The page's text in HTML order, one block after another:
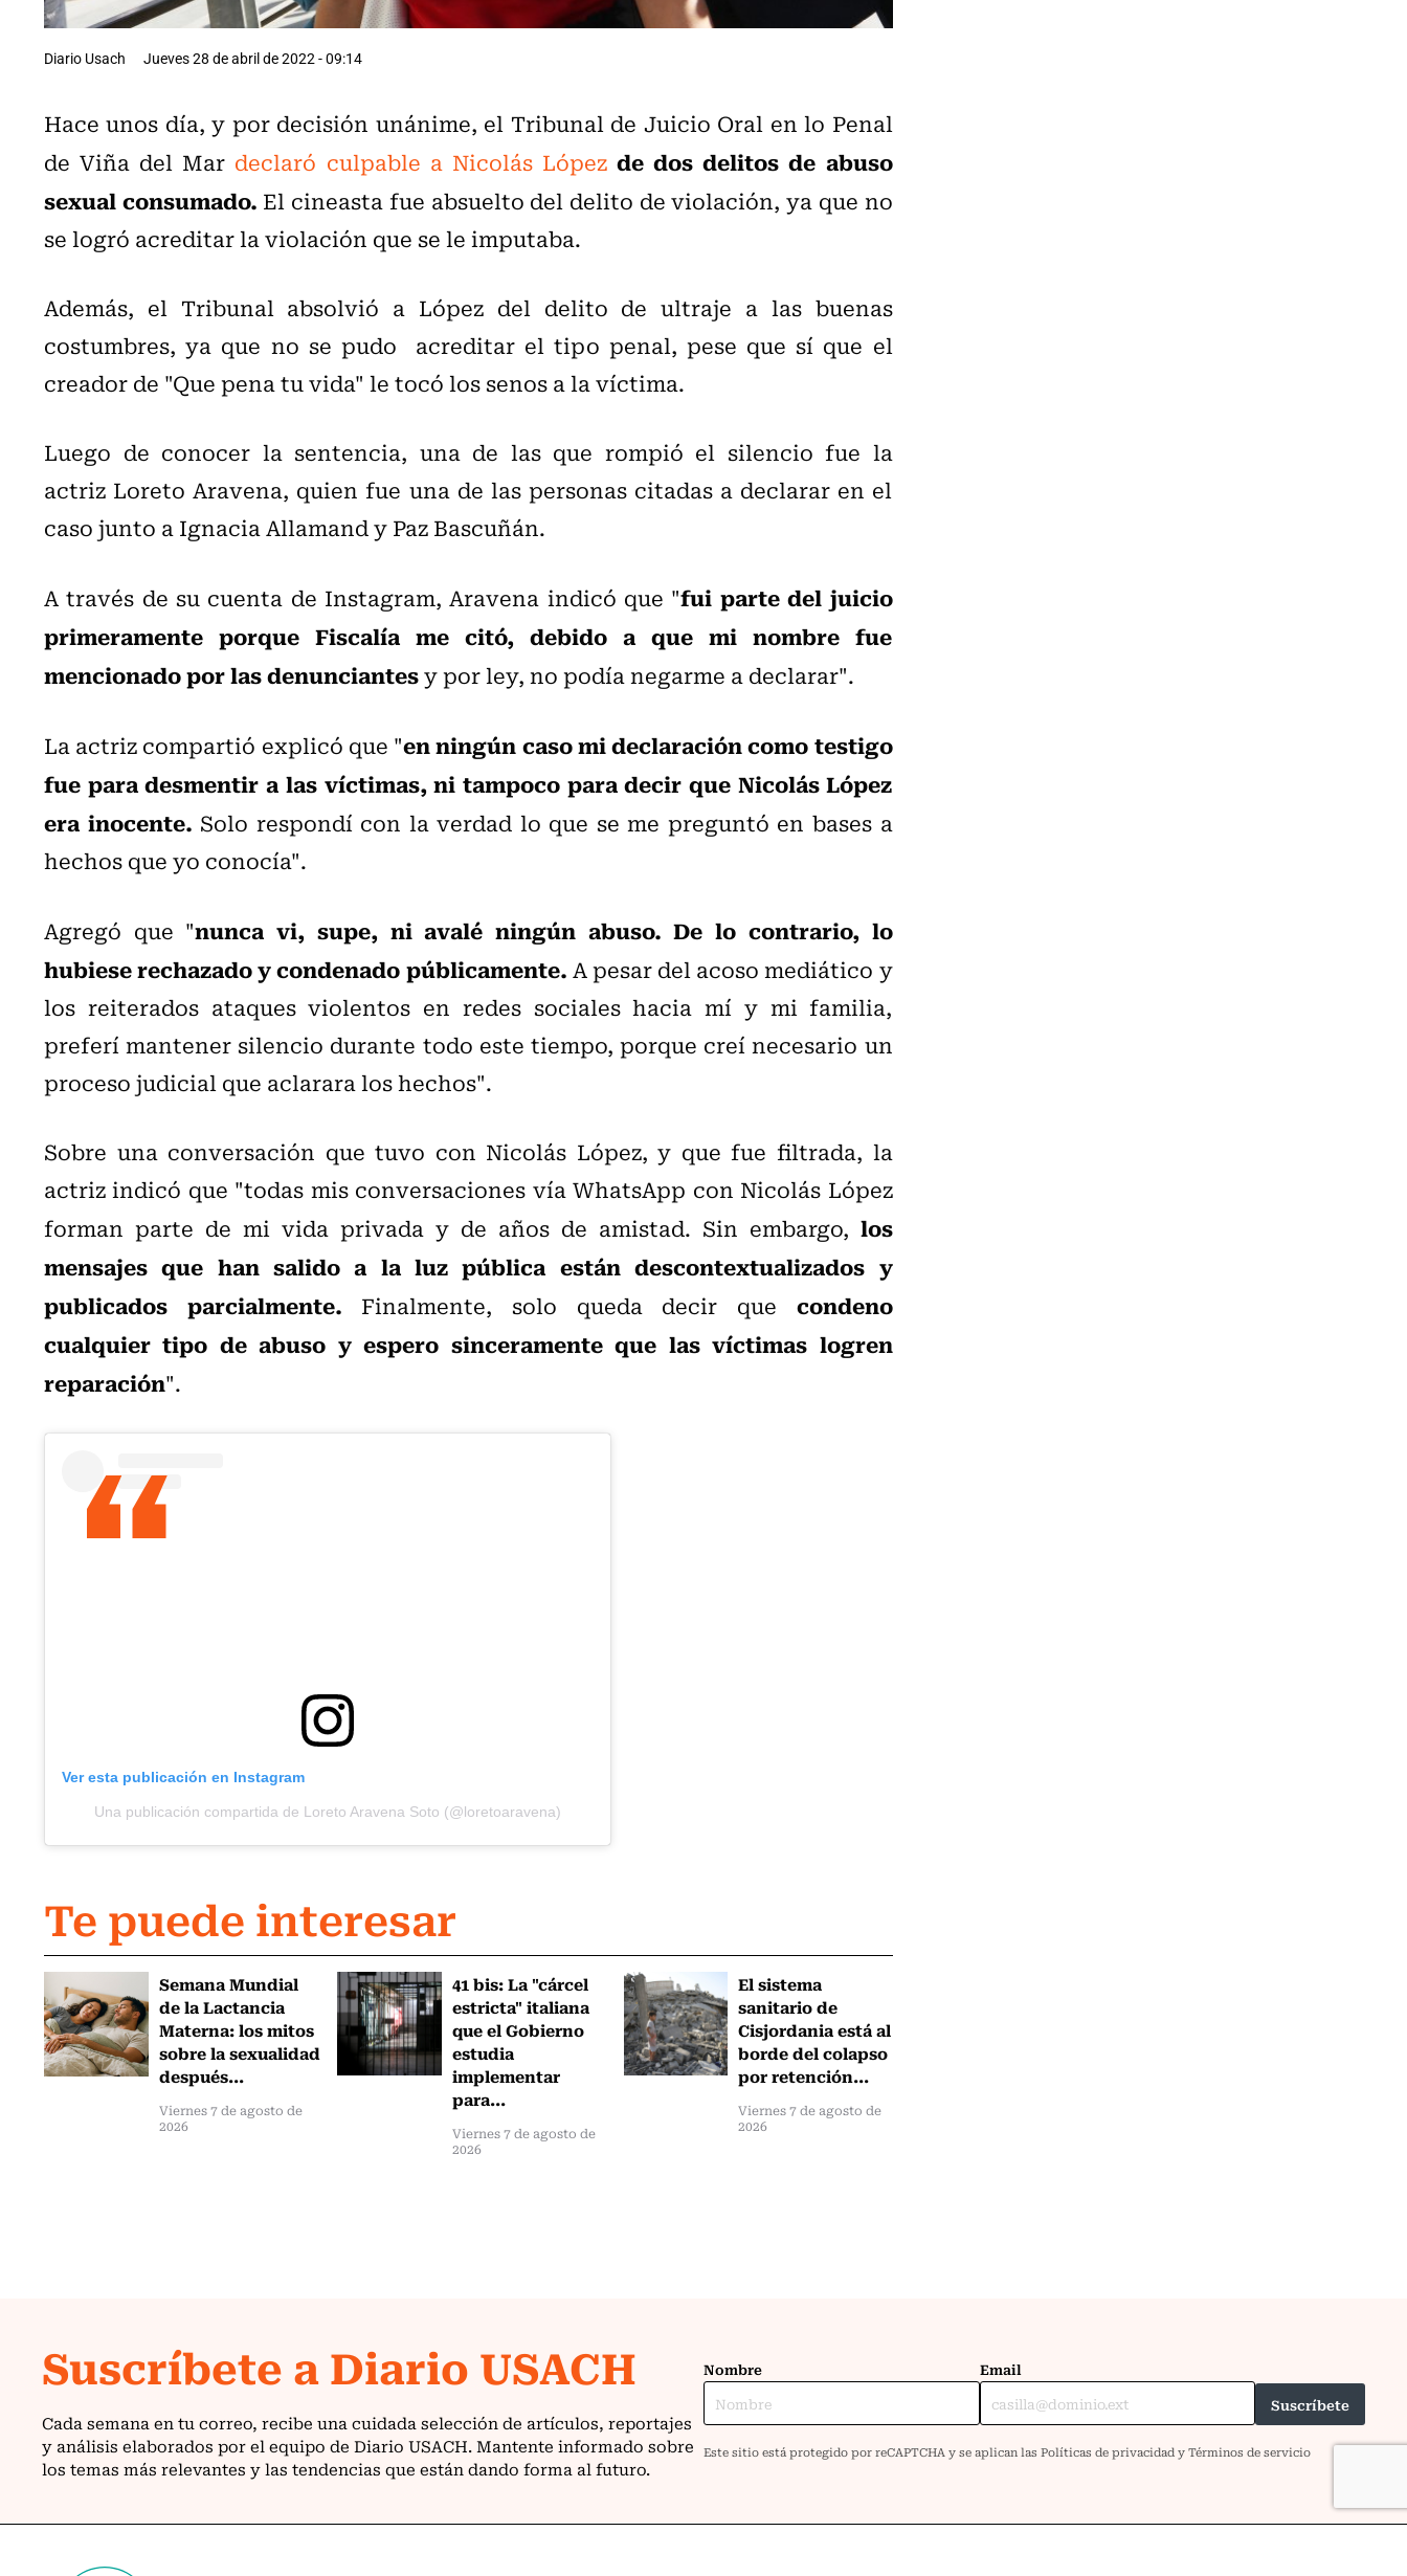
Diario Usach Jueves 28 de abril de 2022 - 09:14
Hace unos día, y por decisión unánime, el Tribunal de Juicio Oral en lo Penal
de Viña del Mar declaró culpable a Nicolás Lópezde dos delitos de abuso
sexual consumado. El cineasta fue absuelto del delito de violación, ya que no
se logró acreditar la violación que se le imputaba.
Además, el Tribunal absolvió a López del delito de ultraje a las buenas
costumbres, ya que no se pudo acreditar el tipo penal, pese que sí que el
creador de "Que pena tu vida" le tocó los senos a la víctima.
Luego de conocer la sentencia, una de las que rompió el silencio fue la
actriz Loreto Aravena, quien fue una de las personas citadas a declarar en el
caso junto a Ignacia Allamand y Paz Bascuñán.
A través de su cuenta de Instagram, Aravena indicó que "fui parte del juicio
primeramente porque Fiscalía me citó, debido a que mi nombre fue
mencionado por las denunciantesy por ley, no podía negarme a declarar".
La actriz compartió explicó que "en ningún caso mi declaración como testigo
fue para desmentir a las víctimas, ni tampoco para decir que Nicolás López
era inocente. Solo respondí con la verdad lo que se me preguntó en bases a
hechos que yo conocía".
Agregó que "nunca vi, supe, ni avalé ningún abuso. De lo contrario, lo
hubiese rechazado y condenado públicamente.A pesar del acoso mediático y
los reiterados ataques violentos en redes sociales hacia mí y mi familia,
preferí mantener silencio durante todo este tiempo, porque creí necesario un
proceso judicial que aclarara los hechos".
Sobre una conversación que tuvo con Nicolás López, y que fue filtrada, la
actriz indicó que "todas mis conversaciones vía WhatsApp con Nicolás López
forman parte de mi vida privada y de años de amistad. Sin embargo, los
mensajes que han salido a la luz pública están descontextualizados y
publicados parcialmente. Finalmente, solo queda decir que condeno
cualquier tipo de abuso y espero sinceramente que las víctimas logren
reparación".
Ver esta publicación en Instagram
Una publicación compartida de Loreto Aravena Soto (@loretoaravena)
Te puede interesar
Semana Mundial
de la Lactancia
Materna: los mitos
sobre la sexualidad
después...
Viernes 7 de agosto de
2026
41 bis: La "cárcel
estricta" italiana
que el Gobierno
estudia
implementar
para...
Viernes 7 de agosto de
2026
El sistema
sanitario de
Cisjordania está al
borde del colapso
por retención...
Viernes 7 de agosto de
2026